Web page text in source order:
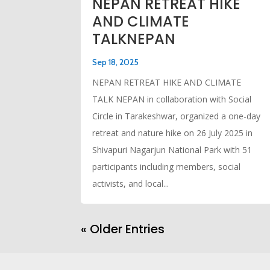
NEPAN RETREAT HIKE
AND CLIMATE
TALKNEPAN
Sep 18, 2025
NEPAN RETREAT HIKE AND CLIMATE
TALK NEPAN in collaboration with Social
Circle in Tarakeshwar, organized a one-day
retreat and nature hike on 26 July 2025 in
Shivapuri Nagarjun National Park with 51
participants including members, social
activists, and local...
« Older Entries